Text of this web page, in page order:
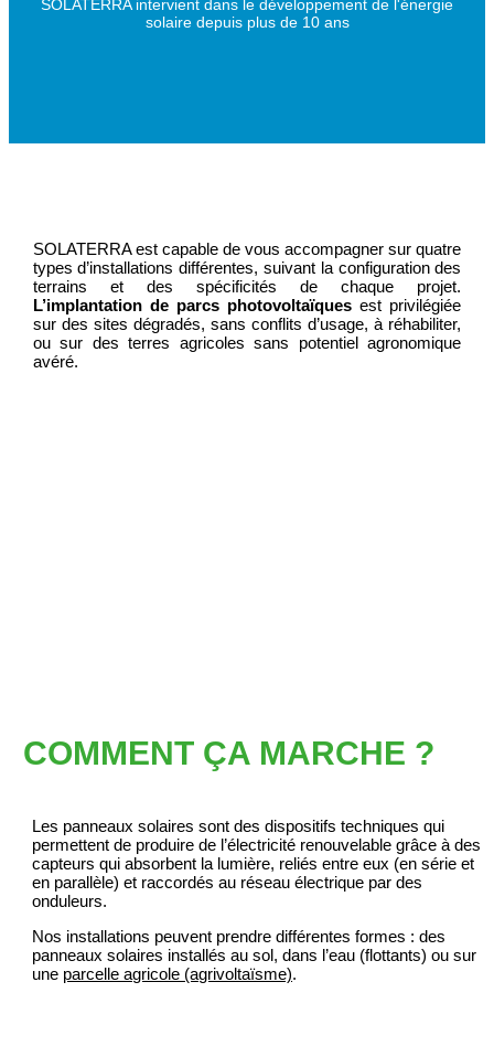
SOLATERRA intervient dans le développement de l'énergie
solaire depuis plus de 10 ans
SOLATERRA est capable de vous accompagner sur quatre
types d’installations différentes, suivant la configuration des
terrains et des spécificités de chaque projet.
L’implantation de parcs photovoltaïques est privilégiée
sur des sites dégradés, sans conflits d’usage, à réhabiliter,
ou sur des terres agricoles sans potentiel agronomique
avéré.
COMMENT ÇA MARCHE ?
Les panneaux solaires sont des dispositifs techniques qui
permettent de produire de l’électricité renouvelable grâce à des
capteurs qui absorbent la lumière, reliés entre eux (en série et
en parallèle) et raccordés au réseau électrique par des
onduleurs.
Nos installations peuvent prendre différentes formes : des
panneaux solaires installés au sol, dans l’eau (flottants) ou sur
une parcelle agricole (agrivoltaïsme).